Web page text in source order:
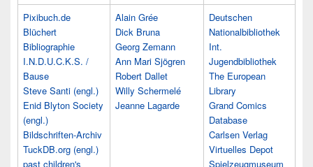
Pixibuch.de
Blüchert
Bibliographie
I.N.D.U.C.K.S. /
Bause
Steve Santi (engl.)
Enid Blyton Society
(engl.)
Bildschriften-Archiv
TuckDB.org (engl.)
past children's
Alain Grée
Dick Bruna
Georg Zemann
Ann Mari Sjögren
Robert Dallet
Willy Schermelé
Jeanne Lagarde
Deutschen
Nationalbibliothek
Int.
Jugendbibliothek
The European
Library
Grand Comics
Database
Carlsen Verlag
Virtuelles Depot
Spielzeugmuseum